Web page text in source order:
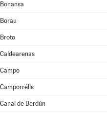
Bonansa
Borau
Broto
Caldearenas
Campo
Camporrélls
Canal de Berdún